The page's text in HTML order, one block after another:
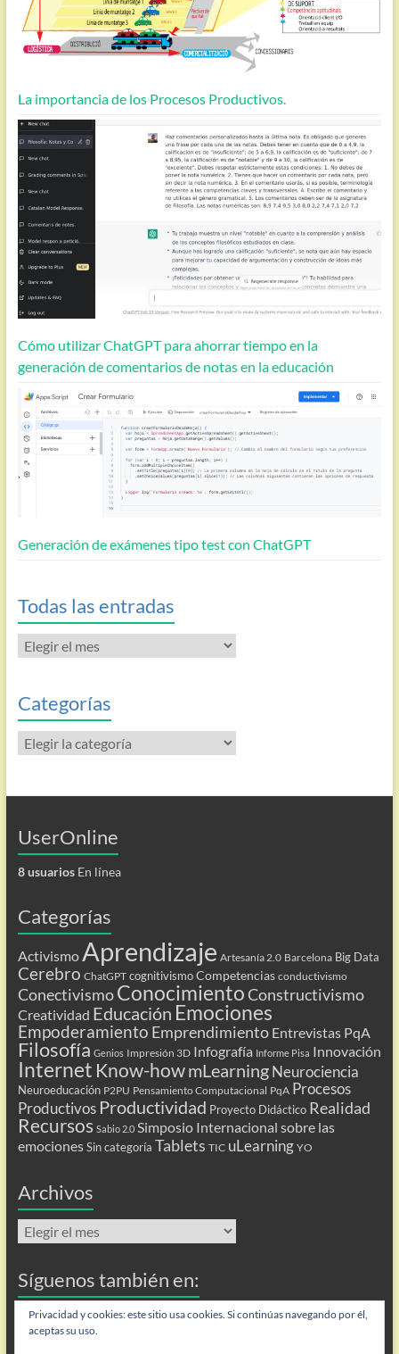
La importancia de los Procesos Productivos.
Cómo utilizar ChatGPT para ahorrar tiempo en la
generación de comentarios de notas en la educación
Generación de exámenes tipo test con ChatGPT
Todas las entradas
Todas
las
Categorías
Categorías
UserOnline
8 usuariosEn línea
Categorías
ActivismoAprendizaje Artesanía 2.0 Barcelona Big Data
Cerebro ChatGPT cognitivismo Competencias conductivismo
ConectivismoConocimientoConstructivismo
Creatividad Educación Emociones
Empoderamiento Emprendimiento Entrevistas PqA
Filosofía Genios Impresión 3D Infografía Informe Pisa Innovación
Internet Know-howmLearning Neurociencia
Neuroeducación P2PU Pensamiento Computacional PqA Procesos
Productivos Productividad Proyecto Didáctico Realidad
Recursos Sabio 2.0 Simposio Internacional sobre las
emociones Sin categoría Tablets TIC uLearning YO
Archivos
Archivos
Síguenos también en:
Flip
Privacidad y cookies: este sitio usa cookies. Si continúas navegando por él,
aceptas su uso.